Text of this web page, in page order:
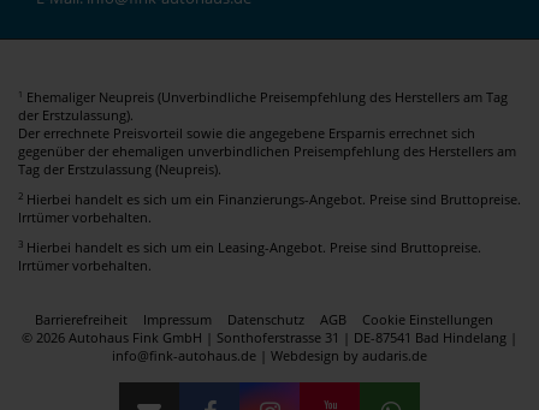
1 Ehemaliger Neupreis (Unverbindliche Preisempfehlung des Herstellers am Tag
der Erstzulassung).
Der errechnete Preisvorteil sowie die angegebene Ersparnis errechnet sich
gegenüber der ehemaligen unverbindlichen Preisempfehlung des Herstellers am
Tag der Erstzulassung (Neupreis).
2 Hierbei handelt es sich um ein Finanzierungs-Angebot. Preise sind Bruttopreise.
Irrtümer vorbehalten.
3 Hierbei handelt es sich um ein Leasing-Angebot. Preise sind Bruttopreise.
Irrtümer vorbehalten.
Barrierefreiheit Impressum Datenschutz AGB
Cookie Einstellungen
© 2026 Autohaus Fink GmbH | Sonthoferstrasse 31 | DE-87541 Bad Hindelang |
info@fink-autohaus.de | Webdesign by audaris.de